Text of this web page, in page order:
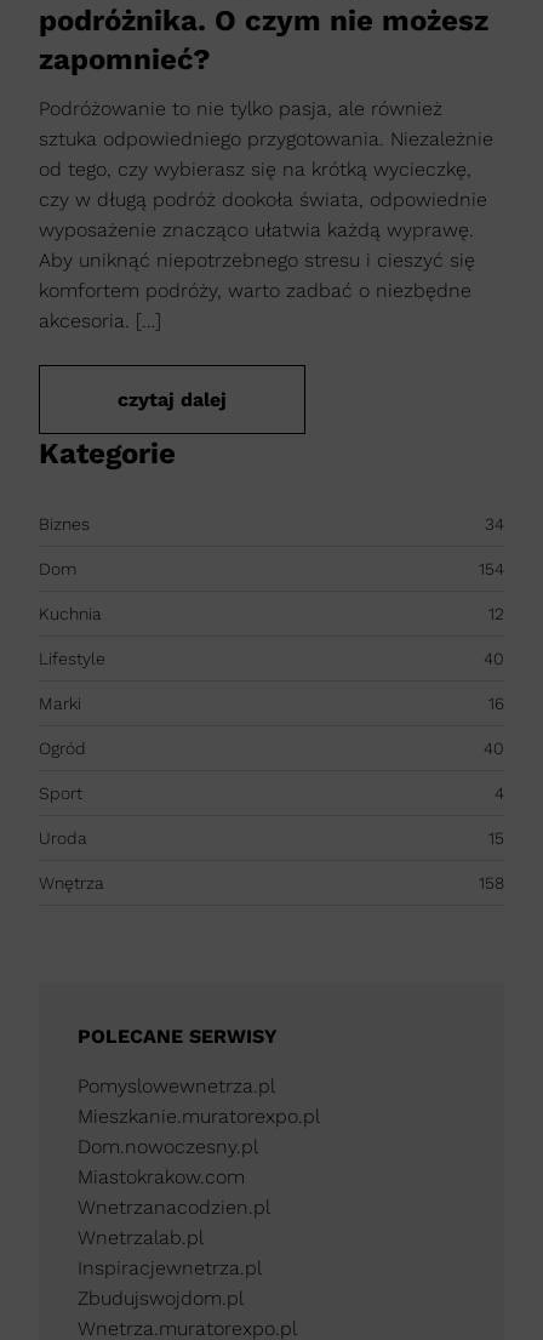
podróżnika. O czym nie możesz
zapomnieć?
Podróżowanie to nie tylko pasja, ale również
sztuka odpowiedniego przygotowania. Niezależnie
od tego, czy wybierasz się na krótką wycieczkę,
czy w długą podróż dookoła świata, odpowiednie
wyposażenie znacząco ułatwia każdą wyprawę.
Aby uniknąć niepotrzebnego stresu i cieszyć się
komfortem podróży, warto zadbać o niezbędne
akcesoria. […]
czytaj dalej
Kategorie
Biznes 34
Dom 154
Kuchnia 12
Lifestyle 40
Marki 16
Ogród 40
Sport 4
Uroda 15
Wnętrza 158
POLECANE SERWISY
Pomyslowewnetrza.pl
Mieszkanie.muratorexpo.pl
Dom.nowoczesny.pl
Miastokrakow.com
Wnetrzanacodzien.pl
Wnetrzalab.pl
Inspiracjewnetrza.pl
Zbudujswojdom.pl
Wnetrza.muratorexpo.pl